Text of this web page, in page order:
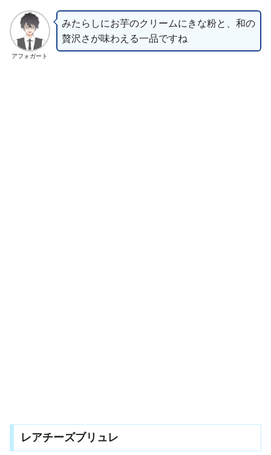
アフォガート
みたらしにお芋のクリームにきな粉と、和の
贅沢さが味わえる一品ですね
レアチーズブリュレ